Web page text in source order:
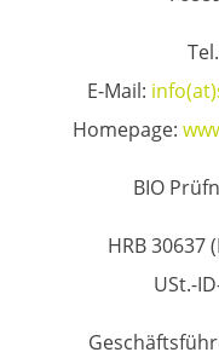
E-Mail:
Homepage:
BIO
HRB 30637
USt.-